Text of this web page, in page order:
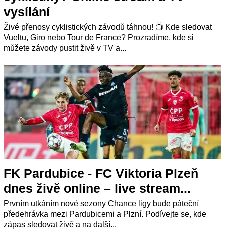
vysílání
Živé přenosy cyklistických závodů táhnou! 📺 Kde sledovat
Vueltu, Giro nebo Tour de France? Prozradíme, kde si
můžete závody pustit živě v TV a...
FK Pardubice - FC Viktoria Plzeň
dnes živě online – live stream...
Prvním utkáním nové sezony Chance ligy bude páteční
předehrávka mezi Pardubicemi a Plzní. Podívejte se, kde
zápas sledovat živě a na další...